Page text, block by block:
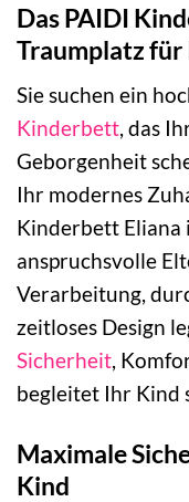
Das PAIDI
Traumplatz für
Sie suchen ein
Kinderbett, das
Geborgenheit
Ihr modernes
Kinderbett Eliana
anspruchsvolle
Verarbeitung,
zeitloses Design
Sicherheit,
begleitet Ihr Kind
Maximale
Kind